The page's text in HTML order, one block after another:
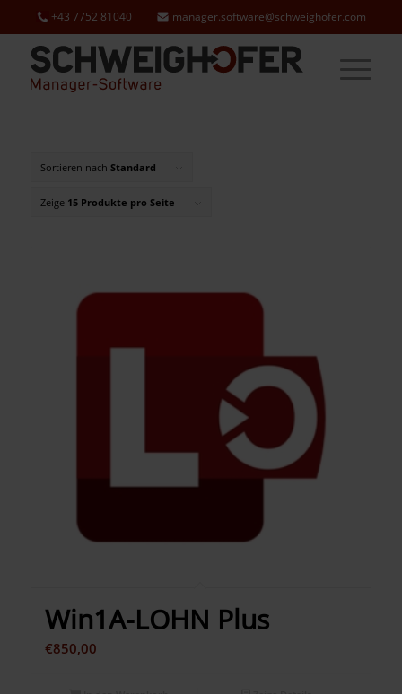
+43 7752 81040 manager.software@schweighofer.com
Sortieren nach Standard
Zeige 15 Produkte pro Seite
Win1A-LOHN Plus
€850,00